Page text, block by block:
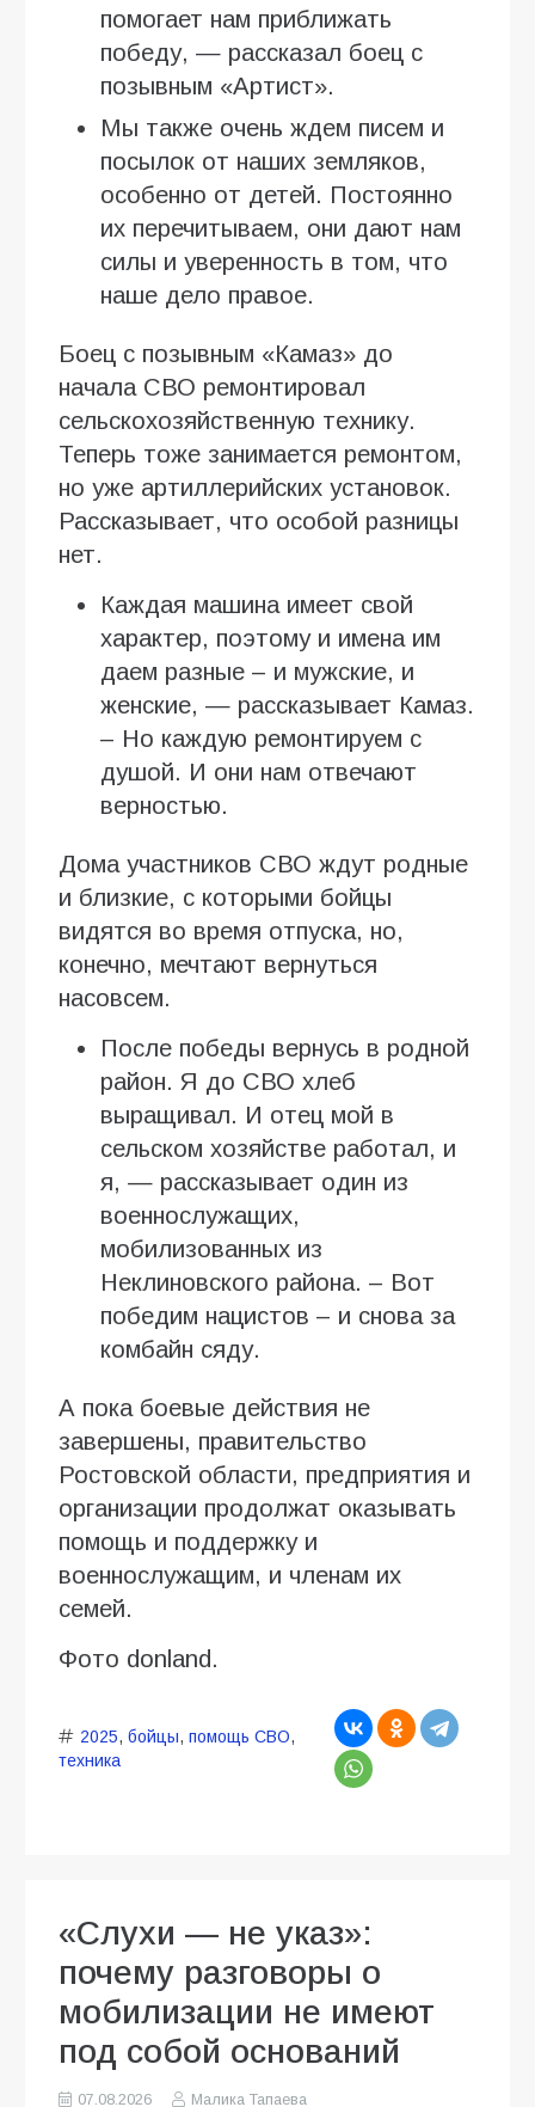
помогает нам приближать
победу, — рассказал боец с
позывным «Артист».
Мы также очень ждем писем и
посылок от наших земляков,
особенно от детей. Постоянно
их перечитываем, они дают нам
силы и уверенность в том, что
наше дело правое.
Боец с позывным «Камаз» до
начала СВО ремонтировал
сельскохозяйственную технику.
Теперь тоже занимается ремонтом,
но уже артиллерийских установок.
Рассказывает, что особой разницы
нет.
Каждая машина имеет свой
характер, поэтому и имена им
даем разные – и мужские, и
женские, — рассказывает Камаз.
– Но каждую ремонтируем с
душой. И они нам отвечают
верностью.
Дома участников СВО ждут родные
и близкие, с которыми бойцы
видятся во время отпуска, но,
конечно, мечтают вернуться
насовсем.
После победы вернусь в родной
район. Я до СВО хлеб
выращивал. И отец мой в
сельском хозяйстве работал, и
я, — рассказывает один из
военнослужащих,
мобилизованных из
Неклиновского района. – Вот
победим нацистов – и снова за
комбайн сяду.
А пока боевые действия не
завершены, правительство
Ростовской области, предприятия и
организации продолжат оказывать
помощь и поддержку и
военнослужащим, и членам их
семей.
Фото donland.
2025, бойцы, помощь СВО,
техника
«Слухи — не указ»:
почему разговоры о
мобилизации не имеют
под собой оснований
07.08.2026 Малика Тапаева